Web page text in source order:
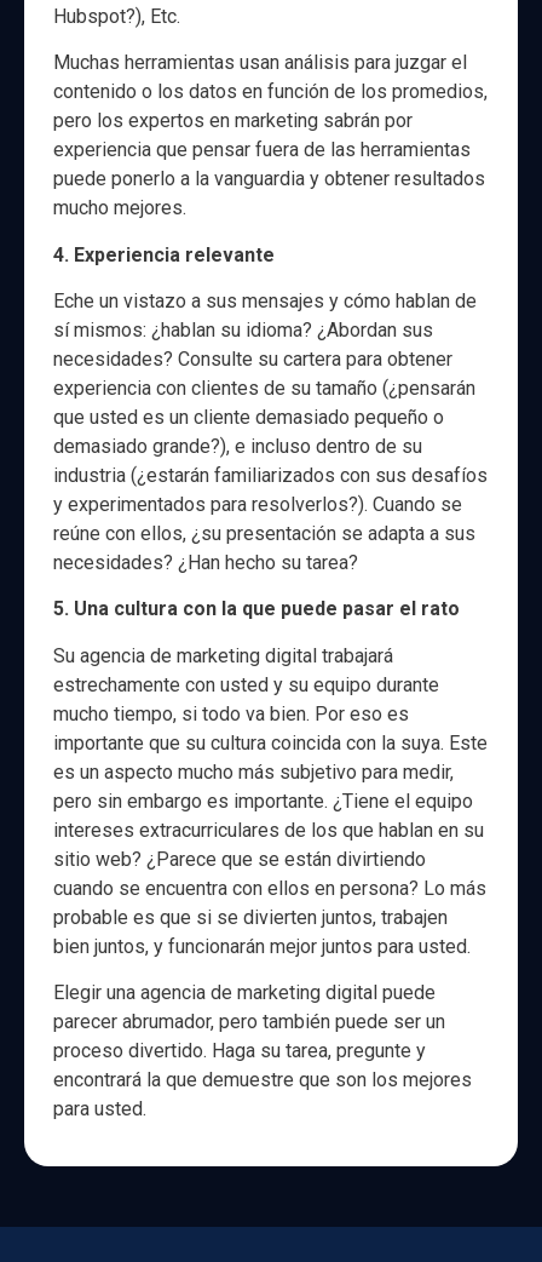
Hubspot?), Etc.
Muchas herramientas usan análisis para juzgar el
contenido o los datos en función de los promedios,
pero los expertos en marketing sabrán por
experiencia que pensar fuera de las herramientas
puede ponerlo a la vanguardia y obtener resultados
mucho mejores.
4. Experiencia relevante
Eche un vistazo a sus mensajes y cómo hablan de
sí mismos: ¿hablan su idioma? ¿Abordan sus
necesidades? Consulte su cartera para obtener
experiencia con clientes de su tamaño (¿pensarán
que usted es un cliente demasiado pequeño o
demasiado grande?), e incluso dentro de su
industria (¿estarán familiarizados con sus desafíos
y experimentados para resolverlos?). Cuando se
reúne con ellos, ¿su presentación se adapta a sus
necesidades? ¿Han hecho su tarea?
5. Una cultura con la que puede pasar el rato
Su agencia de marketing digital trabajará
estrechamente con usted y su equipo durante
mucho tiempo, si todo va bien. Por eso es
importante que su cultura coincida con la suya. Este
es un aspecto mucho más subjetivo para medir,
pero sin embargo es importante. ¿Tiene el equipo
intereses extracurriculares de los que hablan en su
sitio web? ¿Parece que se están divirtiendo
cuando se encuentra con ellos en persona? Lo más
probable es que si se divierten juntos, trabajen
bien juntos, y funcionarán mejor juntos para usted.
Elegir una agencia de marketing digital puede
parecer abrumador, pero también puede ser un
proceso divertido. Haga su tarea, pregunte y
encontrará la que demuestre que son los mejores
para usted.